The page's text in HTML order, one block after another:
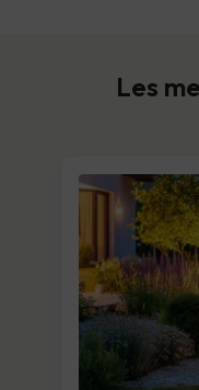
Les